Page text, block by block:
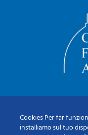
Cookies Per far
installiamo sul tuo